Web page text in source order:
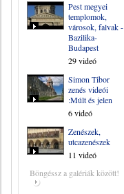
Pest megyei
templomok,
városok, falvak -
Bazilika-
Budapest
29 videó
Simon Tibor
zenés videói
:Múlt és jelen
6 videó
Zenészek,
utcazenészek
11 videó
Böngéssz a galériák között!